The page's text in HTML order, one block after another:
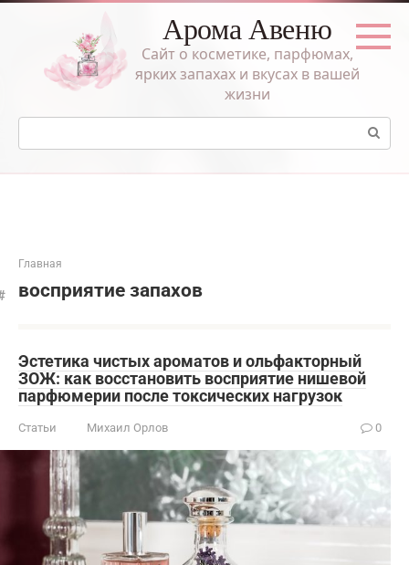
Перейти
Арома Авеню
Сайт о косметике, парфюмах,
ярких запахах и вкусах в вашей
жизни
Поиск:
Главная
восприятие запахов
Эстетика чистых ароматов и ольфакторный
ЗОЖ: как восстановить восприятие нишевой
парфюмерии после токсических нагрузок
Статьи Михаил Орлов 0